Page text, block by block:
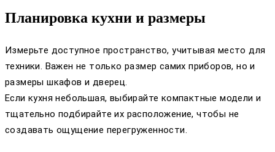
Планировка кухни и размеры
Измерьте доступное пространство, учитывая место для
техники. Важен не только размер самих приборов, но и
размеры шкафов и дверец.
Если кухня небольшая, выбирайте компактные модели и
тщательно подбирайте их расположение, чтобы не
создавать ощущение перегруженности.